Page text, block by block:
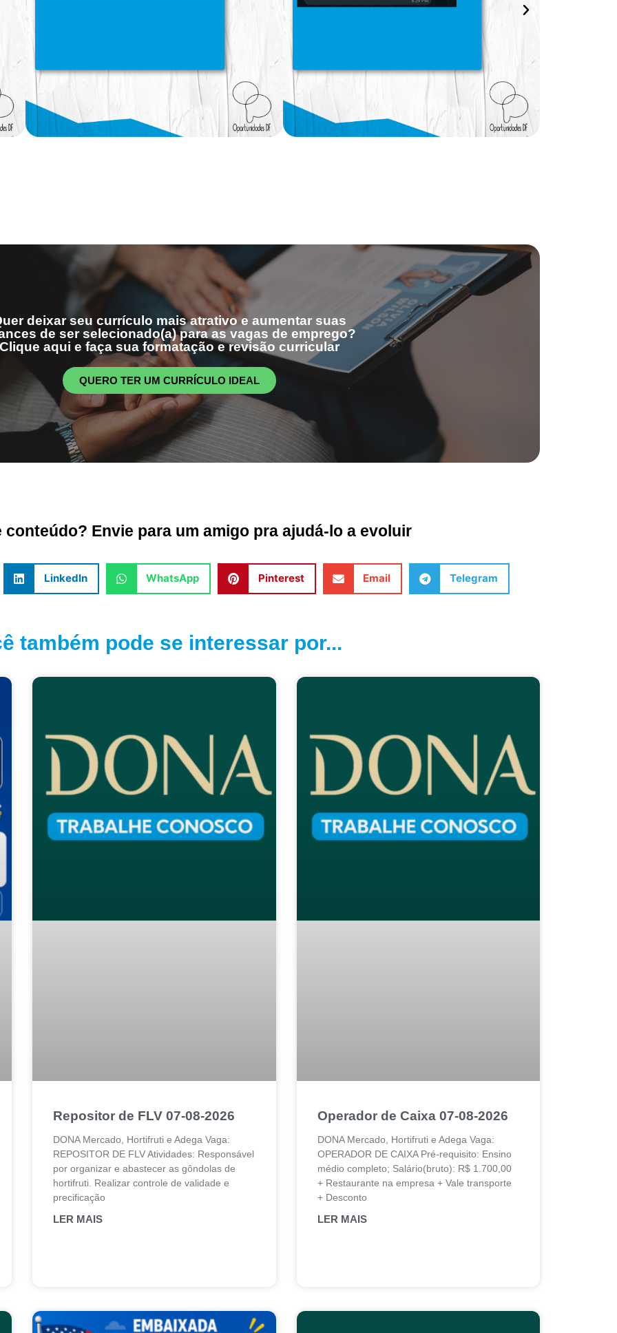
deixar seu currículo mais atrativo e aumentar suas
de ser selecionado(a) para as vagas de emprego?
aqui e faça sua formatação e revisão curricular
QUERO TER UM CURRÍCULO IDEAL
conteúdo? Envie para um amigo pra ajudá-lo a evoluir
LinkedIn WhatsApp Pinterest Email Telegram
também pode se interessar por...
Repositor de FLV 07-08-2026
DONA Mercado, Hortifruti e Adega Vaga:
REPOSITOR DE FLV Atividades: Responsável
por organizar e abastecer as gôndolas de
hortifruti. Realizar controle de validade e
precificação
LER MAIS
Operador de Caixa 07-08-2026
DONA Mercado, Hortifruti e Adega Vaga:
OPERADOR DE CAIXA Pré-requisito: Ensino
médio completo; Salário(bruto): R$ 1.700,00
+ Restaurante na empresa + Vale transporte
+ Desconto
LER MAIS